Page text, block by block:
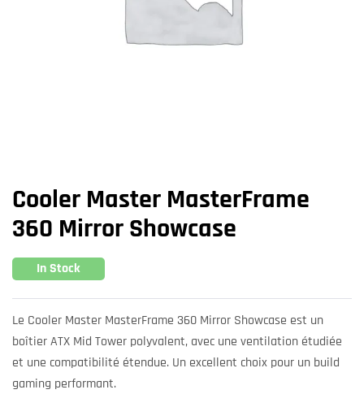
Cooler Master MasterFrame
360 Mirror Showcase
In Stock
Le Cooler Master MasterFrame 360 Mirror Showcase est un
boîtier ATX Mid Tower polyvalent, avec une ventilation étudiée
et une compatibilité étendue. Un excellent choix pour un build
gaming performant.